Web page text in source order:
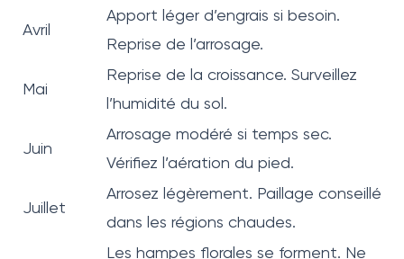
Avril
Apport léger d’engrais si besoin.
Reprise de l’arrosage.
Mai
Reprise de la croissance. Surveillez
l’humidité du sol.
Juin
Arrosage modéré si temps sec.
Vérifiez l’aération du pied.
Juillet
Arrosez légèrement. Paillage conseillé
dans les régions chaudes.
Les hampes florales se forment. Ne